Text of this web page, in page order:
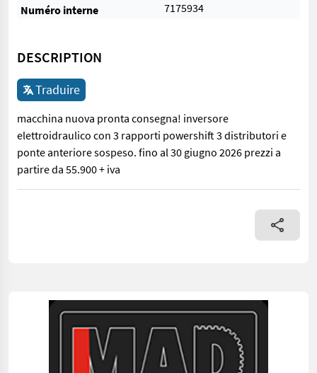
Numéro interne
7175934
DESCRIPTION
Traduire
macchina nuova pronta consegna! inversore
elettroidraulico con 3 rapporti powershift 3 distributori e
ponte anteriore sospeso. fino al 30 giugno 2026 prezzi a
partire da 55.900 + iva
macchina nuova pronta consegna! inversore elettroidraulico